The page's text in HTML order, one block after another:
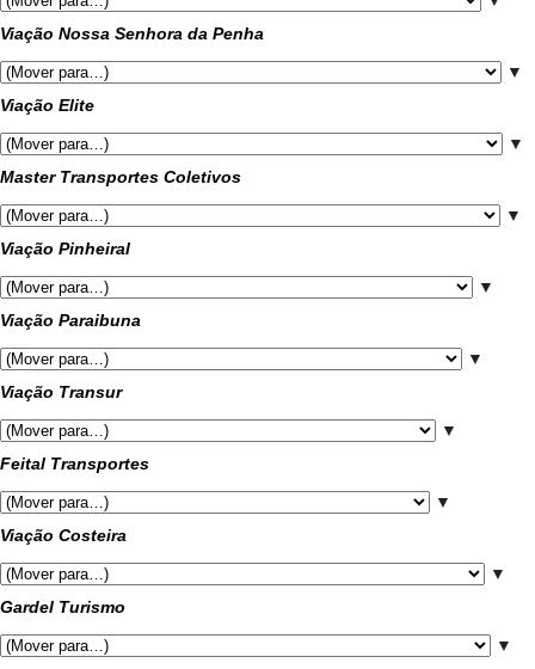
Viação Nossa Senhora da Penha
▼
Viação Elite
▼
Master Transportes Coletivos
▼
Viação Pinheiral
▼
Viação Paraibuna
▼
Viação Transur
▼
Feital Transportes
▼
Viação Costeira
▼
Gardel Turismo
▼